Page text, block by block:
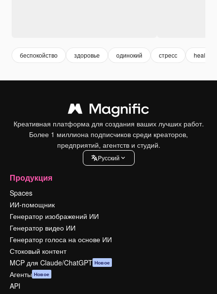
беспокойство здоровье одинокий стресс health
Креативная платформа для создания ваших лучших работ.
Более 1 миллиона подписчиков среди креаторов,
предприятий, агентств и студий.
Pусский
Продукция
Spaces
ИИ-помощник
Генератор изображений ИИ
Генератор видео ИИ
Генератор голоса на основе ИИ
Стоковый контент
MCP для Claude/ChatGPT Новое
Агенты Новое
API